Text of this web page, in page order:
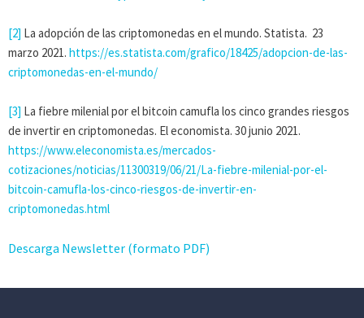
[2] La adopción de las criptomonedas en el mundo. Statista. 23
marzo 2021. https://es.statista.com/grafico/18425/adopcion-de-las-
criptomonedas-en-el-mundo/
[3] La fiebre milenial por el bitcoin camufla los cinco grandes riesgos
de invertir en criptomonedas. El economista. 30 junio 2021.
https://www.eleconomista.es/mercados-
cotizaciones/noticias/11300319/06/21/La-fiebre-milenial-por-el-
bitcoin-camufla-los-cinco-riesgos-de-invertir-en-
criptomonedas.html
Descarga Newsletter (formato PDF)